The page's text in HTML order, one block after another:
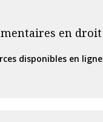
en droit
disponibles en ligne